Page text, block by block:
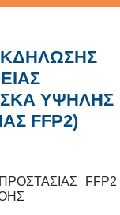
ΥΨΗΛΗΣ
FFP2)
FFP2